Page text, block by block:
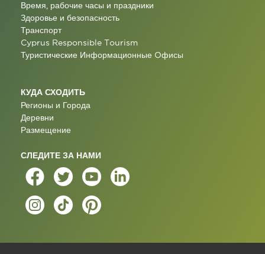
Время, рабочие часы и праздники
Здоровье и безопасность
Транспорт
Cyprus Responsible Tourism
Туристические Информационные Oфисы
КУДА СХОДИТЬ
Регионы и Города
Деревни
Размещение
СЛЕДИТЕ ЗА НАМИ